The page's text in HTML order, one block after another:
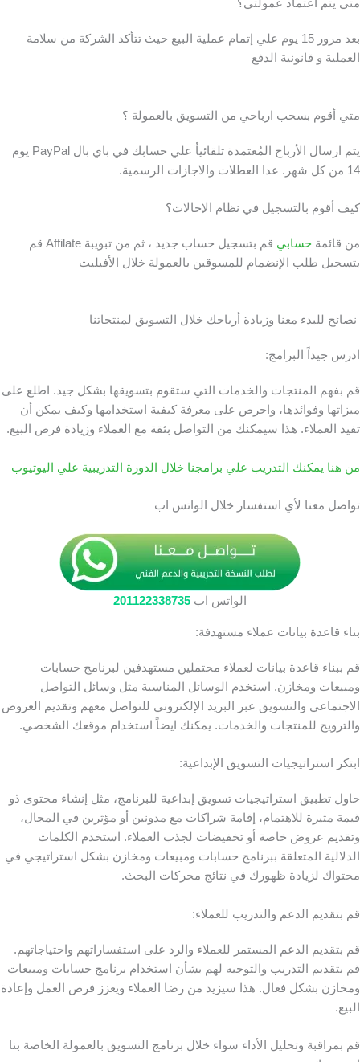
متي يتم اعتماد عمولتي؟
بعد مرور 15 يوم علي إتمام عملية البيع حيث تتأكد الشركة من سلامة
العملية و قانونية الدفع
متي أقوم بسحب ارباحي من التسويق بالعمولة ؟
يتم ارسال الأرباح المُعتمدة تلقائياُ علي حسابك في باي بال PayPal يوم
14 من كل شهر. عدا العطلات والاجازات الرسمية.
كيف أقوم بالتسجيل في نظام الإحالات؟
من قائمة حسابي
قم بتسجيل حساب جديد ، ثم من تبويبة Affilate قم
بتسجيل طلب الإنضمام للمسوقين بالعمولة خلال الأفيليت
نصائح للبدء معنا وزيادة أرباحك خلال التسويق لمنتجاتنا
ادرس جيداً البرامج:
قم بفهم المنتجات والخدمات التي ستقوم بتسويقها بشكل جيد. اطلع على
ميزاتها وفوائدها، واحرص على معرفة كيفية استخدامها وكيف يمكن أن
تفيد العملاء. هذا سيمكنك من التواصل بثقة مع العملاء وزيادة فرص البيع.
من هنا يمكنك التدريب علي برامجنا خلال الدورة التدريبية علي اليوتيوب
تواصل معنا لأي استفسار خلال الواتس اب
الواتس اب 201122338735
بناء قاعدة بيانات عملاء مستهدفة:
قم ببناء قاعدة بيانات لعملاء محتملين مستهدفين لبرنامج حسابات
ومبيعات ومخازن. استخدم الوسائل المناسبة مثل وسائل التواصل
الاجتماعي والتسويق عبر البريد الإلكتروني للتواصل معهم وتقديم العروض
والترويج للمنتجات والخدمات. يمكنك ايضاً استخدام موقعك الشخصي.
ابتكر استراتيجيات التسويق الإبداعية:
حاول تطبيق استراتيجيات تسويق إبداعية للبرنامج، مثل إنشاء محتوى ذو
قيمة مثيرة للاهتمام، إقامة شراكات مع مدونين أو مؤثرين في المجال،
وتقديم عروض خاصة أو تخفيضات لجذب العملاء. استخدم الكلمات
الدلالية المتعلقة ببرنامج حسابات ومبيعات ومخازن بشكل استراتيجي في
محتواك لزيادة ظهورك في نتائج محركات البحث.
قم بتقديم الدعم والتدريب للعملاء:
قم بتقديم الدعم المستمر للعملاء والرد على استفساراتهم واحتياجاتهم.
قم بتقديم التدريب والتوجيه لهم بشأن استخدام برنامج حسابات ومبيعات
ومخازن بشكل فعال. هذا سيزيد من رضا العملاء ويعزز فرص العمل وإعادة
البيع.
قم بمراقبة وتحليل الأداء سواء خلال برنامج التسويق بالعمولة الخاصة بنا